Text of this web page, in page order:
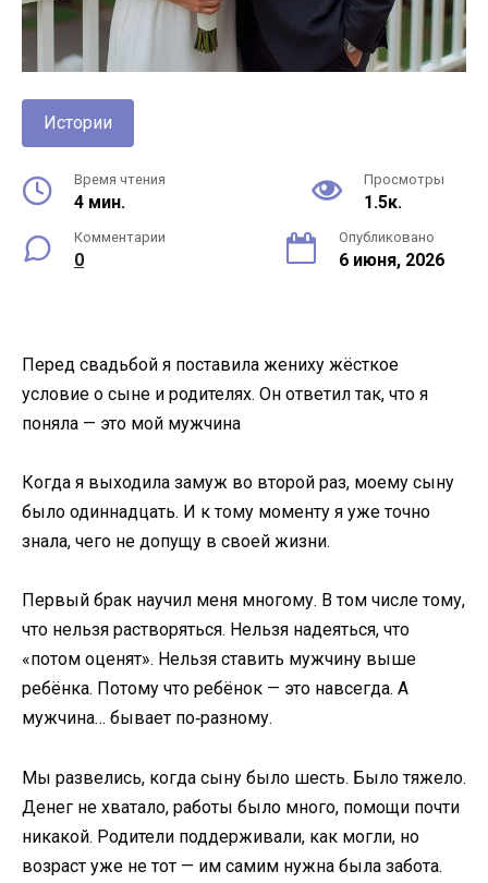
Истории
Время чтения
4 мин.
Просмотры
1.5к.
Комментарии
0
Опубликовано
6 июня, 2026
Перед свадьбой я поставила жениху жёсткое
условие о сыне и родителях. Он ответил так, что я
поняла — это мой мужчина
Когда я выходила замуж во второй раз, моему сыну
было одиннадцать. И к тому моменту я уже точно
знала, чего не допущу в своей жизни.
Первый брак научил меня многому. В том числе тому,
что нельзя растворяться. Нельзя надеяться, что
«потом оценят». Нельзя ставить мужчину выше
ребёнка. Потому что ребёнок — это навсегда. А
мужчина… бывает по‑разному.
Мы развелись, когда сыну было шесть. Было тяжело.
Денег не хватало, работы было много, помощи почти
никакой. Родители поддерживали, как могли, но
возраст уже не тот — им самим нужна была забота.